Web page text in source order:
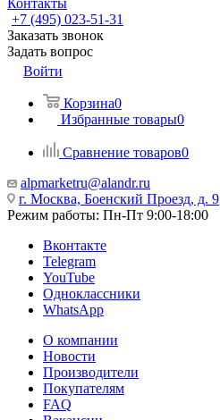
Контакты
+7 (495) 023-51-31
Заказать звонок
Задать вопрос
Войти
Корзина0
Избранные товары0
Сравнение товаров0
alpmarketru@alandr.ru
г. Москва, Боенский Проезд, д. 9
Режим работы: Пн-Пт 9:00-18:00
Вконтакте
Telegram
YouTube
Одноклассники
WhatsApp
О компании
Новости
Производители
Покупателям
FAQ